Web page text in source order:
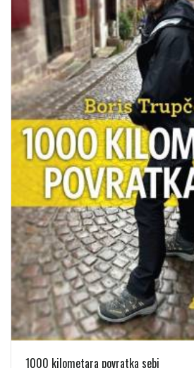
1000 kilometara povratka sebi